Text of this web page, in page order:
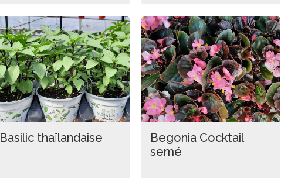
Basilic thaïlandaise
Begonia Cocktail
semé